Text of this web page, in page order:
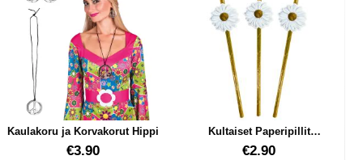
Kaulakoru ja Korvakorut Hippi
Tuote.nro 22895€3.90
Kultaiset Paperipillit
Päivänkakkarat 10-kpl
Tuote.nro 87607€2.90